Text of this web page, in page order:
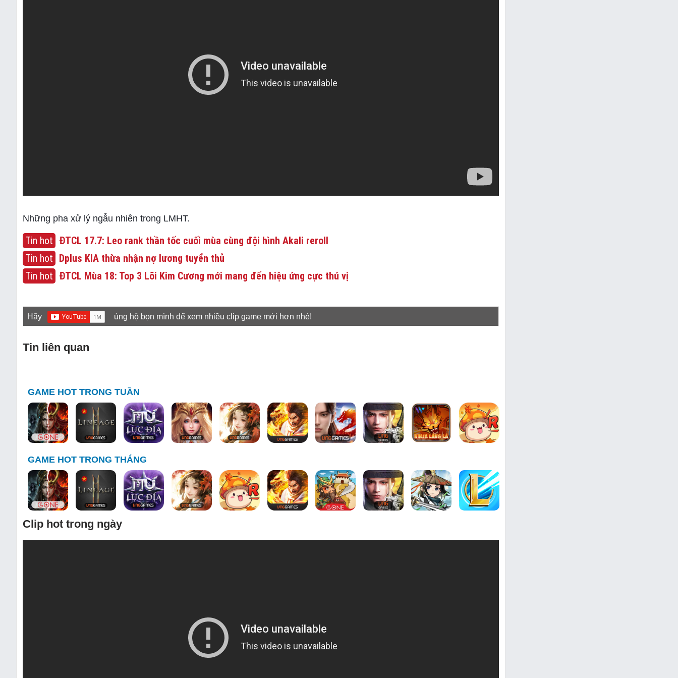
Những pha xử lý ngẫu nhiên trong LMHT.
Tin hot ĐTCL 17.7: Leo rank thần tốc cuối mùa cùng đội hình Akali reroll
Tin hot Dplus KIA thừa nhận nợ lương tuyển thủ
Tin hot ĐTCL Mùa 18: Top 3 Lõi Kim Cương mới mang đến hiệu ứng cực thú vị
Hãy ủng hộ bọn mình để xem nhiều clip game mới hơn nhé!
Tin liên quan
GAME HOT TRONG TUẦN
GAME HOT TRONG THÁNG
Clip hot trong ngày